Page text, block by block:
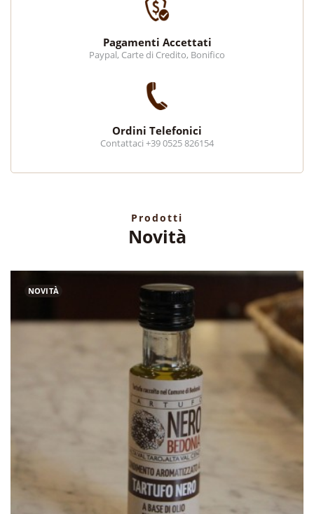
Pagamenti Accettati
Paypal, Carte di Credito, Bonifico
Ordini Telefonici
Contattaci +39 0525 826154
Prodotti
Novità
NOVITÀ